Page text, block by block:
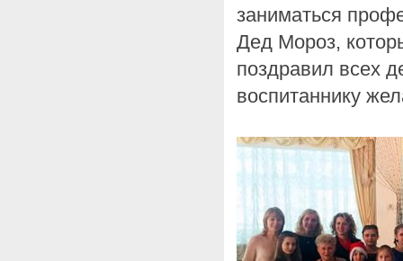
заниматься
Дед Мороз,
поздравил всех
воспитаннику